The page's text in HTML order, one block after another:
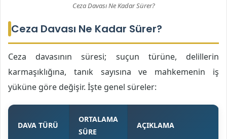
Ceza Davası Ne Kadar Sürer?
Ceza Davası Ne Kadar Sürer?
Ceza davasının süresi; suçun türüne, delillerin
karmaşıklığına, tanık sayısına ve mahkemenin iş
yüküne göre değişir. İşte genel süreler:
DAVA TÜRÜ
ORTALAMA
SÜRE
AÇIKLAMA